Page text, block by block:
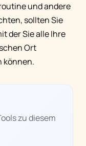
und andere
sollten Sie
der Sie alle Ihre
Ort
können.
zu diesem